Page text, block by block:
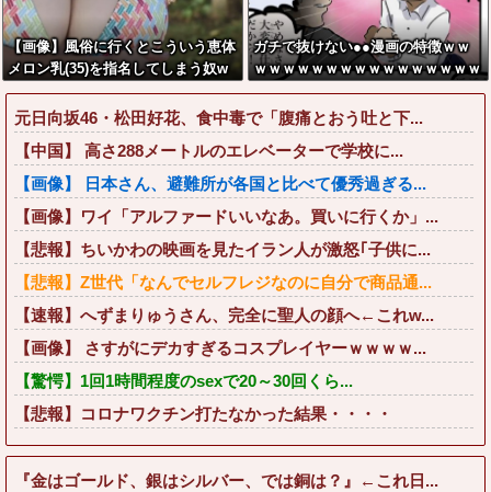
【画像】風俗に行くとこういう恵体
メロン乳(35)を指名してしまう奴w
wwww
ガチで抜けない●●漫画の特徴ｗｗ
ｗｗｗｗｗｗｗｗｗｗｗｗｗｗｗｗ
ｗｗｗｗ
元日向坂46・松田好花、食中毒で「腹痛とおう吐と下...
【中国】 高さ288メートルのエレベーターで学校に...
【画像】 日本さん、避難所が各国と比べて優秀過ぎる...
【画像】ワイ「アルファードいいなあ。買いに行くか」...
【悲報】ちいかわの映画を見たイラン人が激怒｢子供に...
【悲報】Z世代「なんでセルフレジなのに自分で商品通...
【速報】へずまりゅうさん、完全に聖人の顔へ←これw...
【画像】 さすがにデカすぎるコスプレイヤーｗｗｗｗ...
【驚愕】1回1時間程度のsexで20～30回くら...
【悲報】コロナワクチン打たなかった結果・・・・
『金はゴールド、銀はシルバー、では銅は？』←これ日...